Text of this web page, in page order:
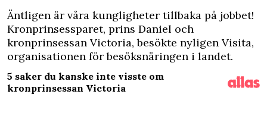
Äntligen är våra kungligheter tillbaka på jobbet!
Kronprinsessparet, prins Daniel och
kronprinsessan Victoria, besökte nyligen Visita,
organisationen för besöksnäringen i landet.
5 saker du kanske inte visste om
kronprinsessan Victoria